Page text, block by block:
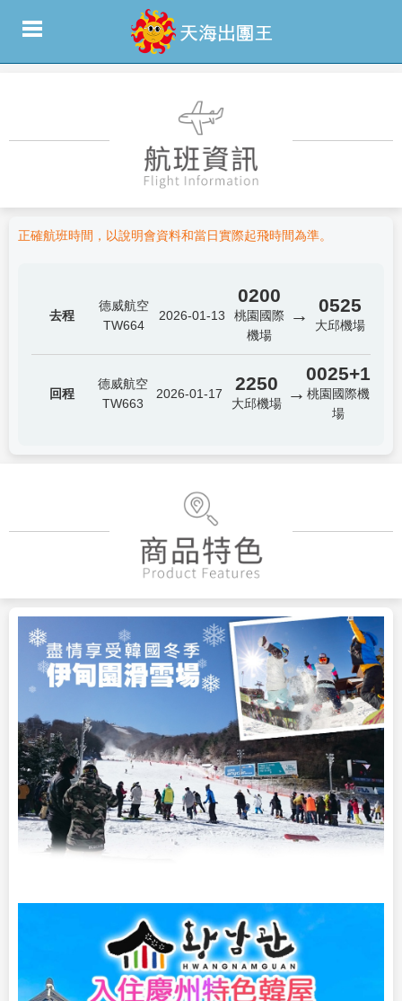
正確航班時間，以說明會資料和當日實際起飛時間為準。
去程
德威航空
TW664
2026-01-13
0200
桃園國際
機場
→ 0525
大邱機場
回程
德威航空
TW663
2026-01-17 2250
大邱機場 →
0025+1
桃園國際機
場